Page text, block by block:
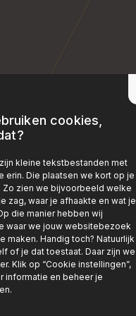
cookies,
kleine tekstbestanden met
erin. Die plaatsen we kort op je
Zo zien we bijvoorbeeld welke
zag, waar je afhaakte en wat je
die manier hebben wij
waar we jouw websitebezoek
maken. Handig toch? Natuurlijk
of je dat toestaat. Daar zijn we
Klik op “Cookie instellingen”,
informatie en beheer je